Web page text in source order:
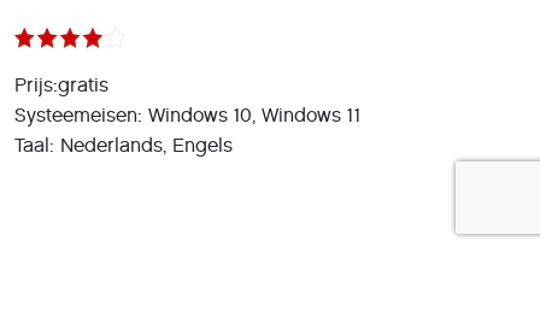
Prijs:gratis
Systeemeisen: Windows 10, Windows 11
Taal: Nederlands, Engels